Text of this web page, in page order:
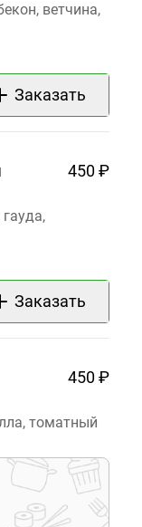
ветчина,
Заказать
450 ₽
Заказать
450 ₽
томатный